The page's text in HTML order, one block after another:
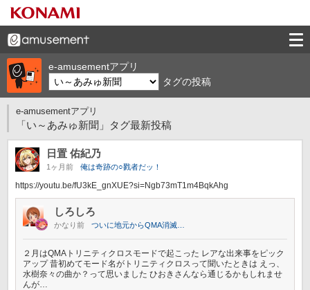
e-amusementアプリ
タグの投稿
e-amusementアプリ
「い～あみゅ新聞」タグ最新投稿
日置 佑紀乃
1ヶ月前 俺は奇跡の○戮者だッ！
https://youtu.be/fU3kE_gnXUE?si=Ngb73mT1m4BqkAhg
しろしろ
かなり前 ついに地元からQMA消滅…
２月はQMAトリニティクロスモードで起こった レアな出来事をピック
アップ 昔初めてモード名がトリニティクロスって聞いたときは えっ、
水樹奈々の曲か？って思いました ひおきさんなら通じるかもしれませ
んが…